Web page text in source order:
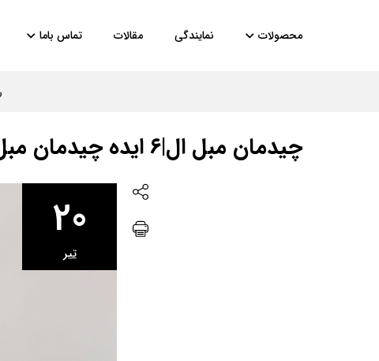
محصولات نمایندگی مقالات تماس باما
چیدمان مبل ال|۶ ایده چیدمان مبل ال در اتاق نشیمن
20
تير